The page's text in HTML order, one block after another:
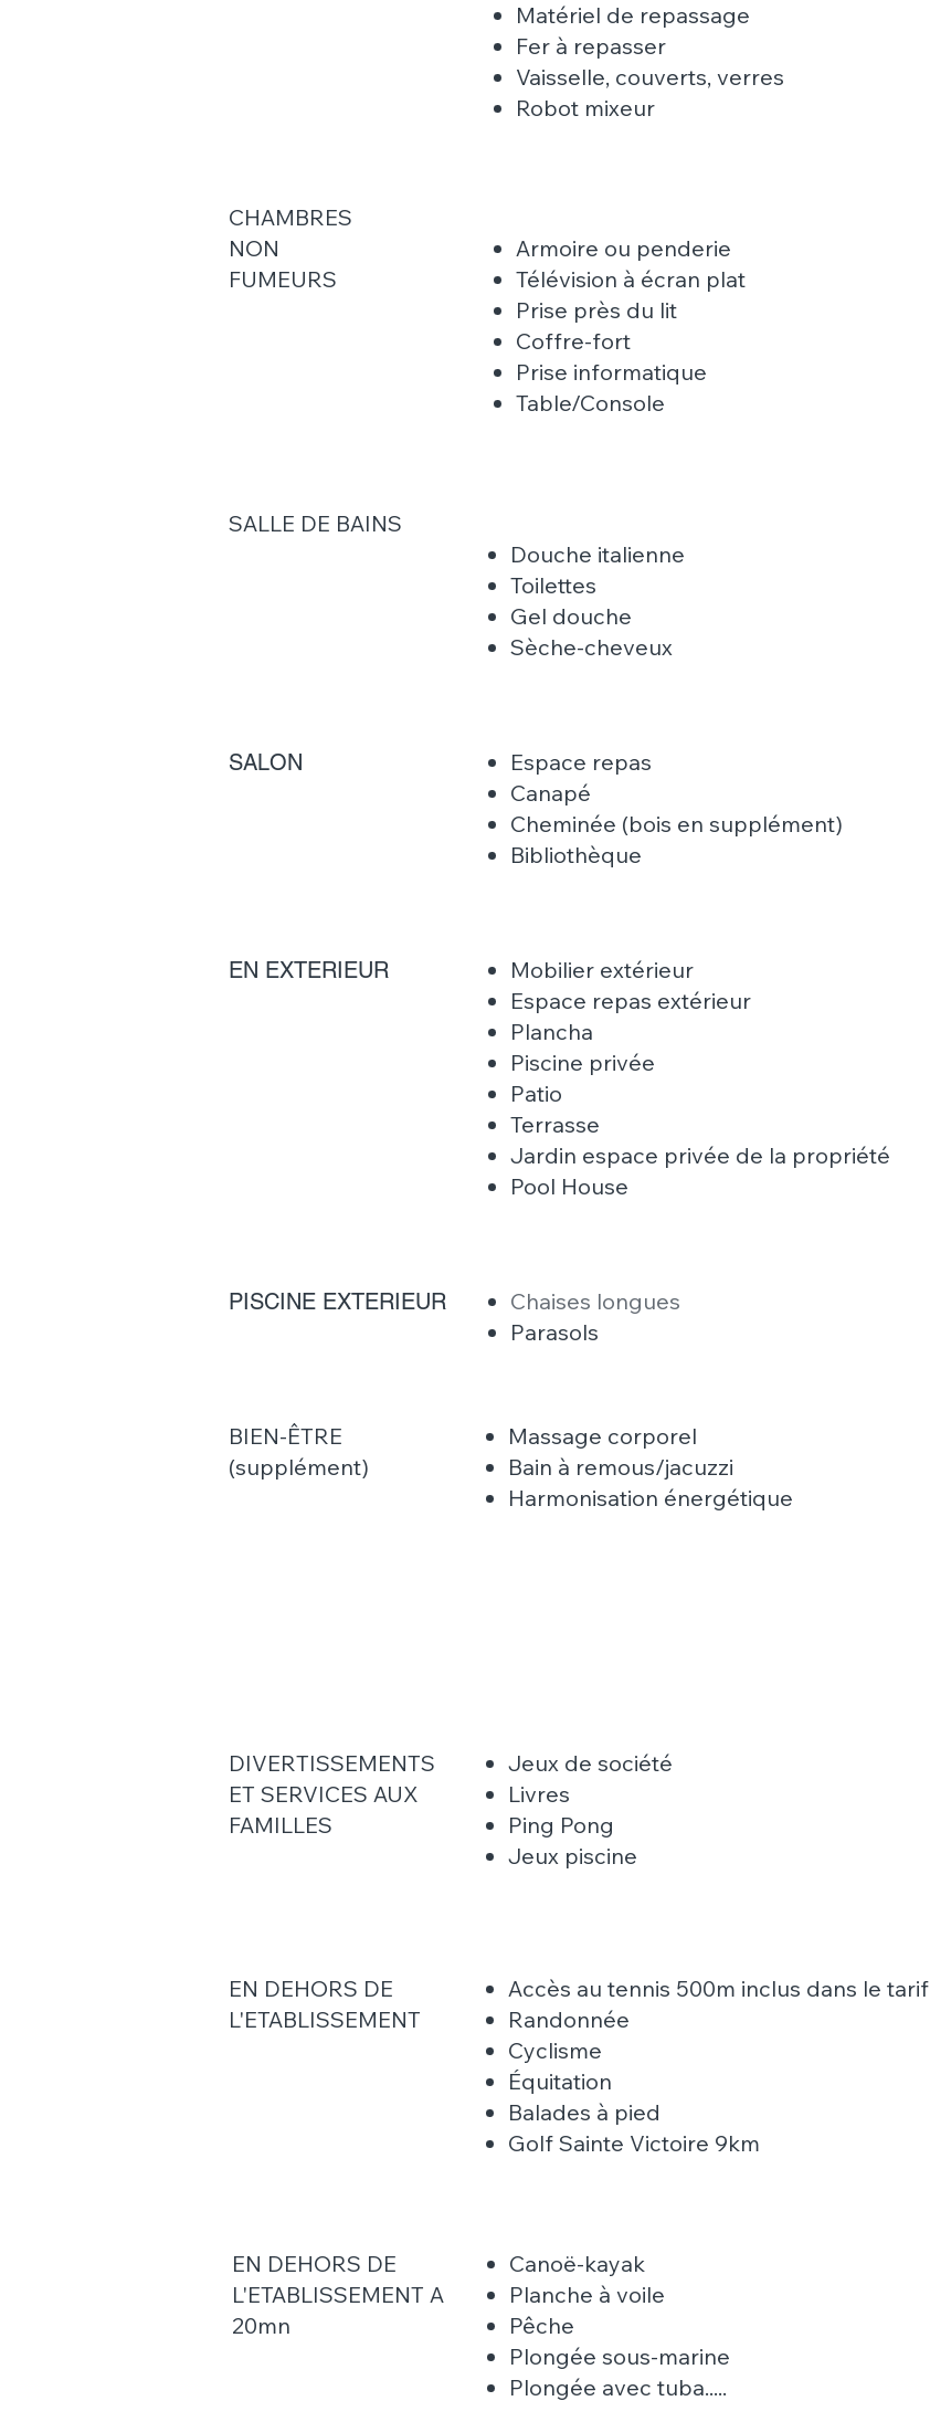
Matériel de repassage
Fer à repasser
Vaisselle, couverts, verres
Robot mixeur
CHAMBRES
NON
FUMEURS
Armoire ou penderie
Télévision à écran plat
Prise près du lit
Coffre-fort
Prise informatique
Table/Console
SALLE DE BAINS
Douche italienne
Toilettes
Gel douche
Sèche-cheveux
SALON
Espace repas
Canapé
Cheminée (bois en supplément)
Bibliothèque
EN EXTERIEUR
Mobilier extérieur
Espace repas extérieur
Plancha
Piscine privée
Patio
Terrasse
Jardin espace privée de la propriété
Pool House
PISCINE EXTERIEUR
Chaises longues​
Parasols
BIEN-ÊTRE
(supplément)
Massage corporel
Bain à remous/jacuzzi
Harmonisation énergétique
DIVERTISSEMENTS
ET SERVICES AUX
FAMILLES
Jeux de société
Livres
Ping Pong​
Jeux piscine
EN DEHORS DE
L'ETABLISSEMENT
Accès au tennis 500m inclus dans le tarif
Randonnée
Cyclisme
Équitation
Balades à pied
Golf Sainte Victoire 9km
EN DEHORS DE
L'ETABLISSEMENT A
20mn
Canoë-kayak
Planche à voile
Pêche
Plongée sous-marine
Plongée avec tuba.....